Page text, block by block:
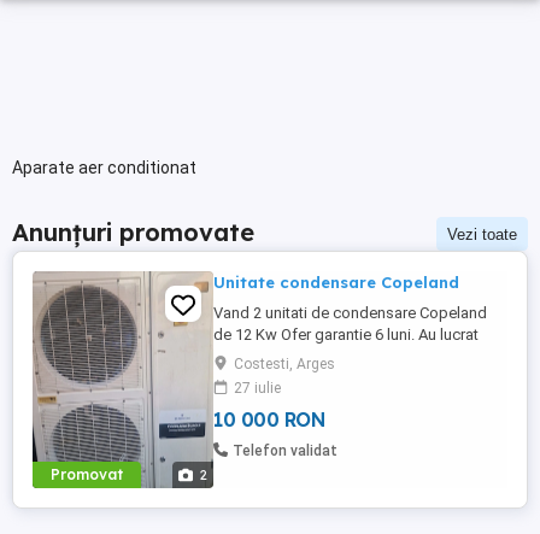
Aparate aer conditionat
Anunțuri promovate Vezi toate
Promovat 2
Unitate condensare Copeland
Vand 2 unitati de condensare Copeland
de 12 Kw Ofer garantie 6 luni. Au lucrat
decat 2 luni
Costesti, Arges
27 iulie
10 000 RON
Telefon validat